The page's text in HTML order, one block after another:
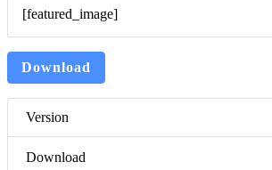
[featured_image]
Download
Version
Download